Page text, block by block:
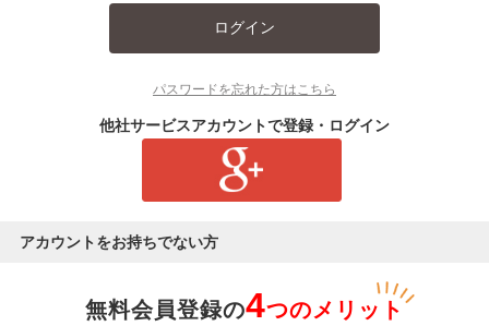
ログイン
パスワードを忘れた方はこちら
他社サービスアカウントで登録・ログイン
アカウントをお持ちでない方
無料会員登録の4つのメリット